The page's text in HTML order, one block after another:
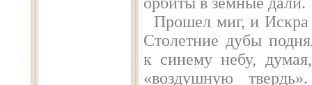
Прошел миг, и Искра
Столетние дубы
к синему небу,
«воздушную